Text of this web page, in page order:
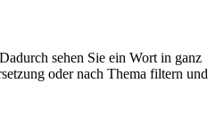
sehen Sie ein Wort in ganz
oder nach Thema filtern und